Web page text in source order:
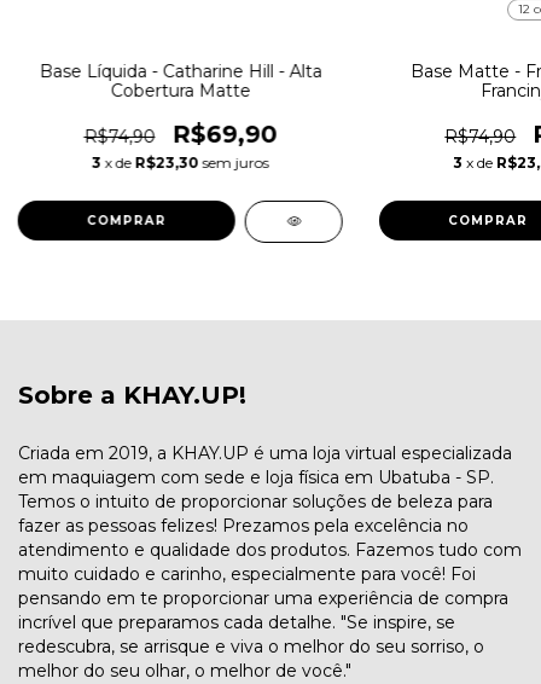
Base Líquida - Catharine Hill - Alta
Cobertura Matte
R$74,90 R$69,90
3 x de R$23,30 sem juros
COMPRAR
12
Base Matte -
R$74,90
3 x de
COMPRAR
Sobre a KHAY.UP!
Criada em 2019, a KHAY.UP é uma loja virtual especializada
em maquiagem com sede e loja física em Ubatuba - SP.
Temos o intuito de proporcionar soluções de beleza para
fazer as pessoas felizes! Prezamos pela excelência no
atendimento e qualidade dos produtos. Fazemos tudo com
muito cuidado e carinho, especialmente para você! Foi
pensando em te proporcionar uma experiência de compra
incrível que preparamos cada detalhe. "Se inspire, se
redescubra, se arrisque e viva o melhor do seu sorriso, o
melhor do seu olhar, o melhor de você."